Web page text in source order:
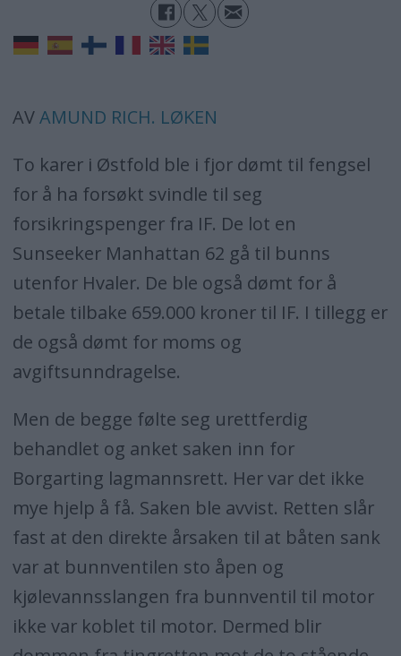
AVAMUND RICH. LØKEN
To karer i Østfold ble i fjor dømt til fengsel
for å ha forsøkt svindle til seg
forsikringspenger fra IF. De lot en
Sunseeker Manhattan 62 gå til bunns
utenfor Hvaler. De ble også dømt for å
betale tilbake 659.000 kroner til IF. I tillegg er
de også dømt for moms og
avgiftsunndragelse.
Men de begge følte seg urettferdig
behandlet og anket saken inn for
Borgarting lagmannsrett. Her var det ikke
mye hjelp å få. Saken ble avvist. Retten slår
fast at den direkte årsaken til at båten sank
var at bunnventilen sto åpen og
kjølevannsslangen fra bunnventil til motor
ikke var koblet til motor. Dermed blir